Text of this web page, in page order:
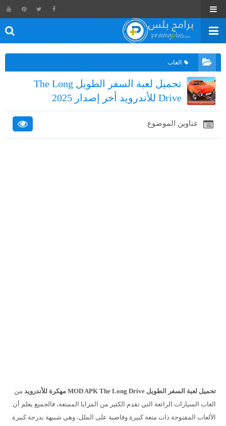
العاب
تحميل لعبة السفر الطويل The Long
Drive للأندرويد أخر إصدار 2025
عناوين الموضوع
تحميل لعبة السفر الطويل MOD APK The Long Drive مهكرة للأندرويد
من
العاب السيارات الرائعة التي تقدم الكثير من المزايا الممتعة، فالجميع يعلم أن
الألعاب المفتوحة ذات متعة كبيرة وقاضية على الملل، وهي شبيهة بدرجة كبيرة